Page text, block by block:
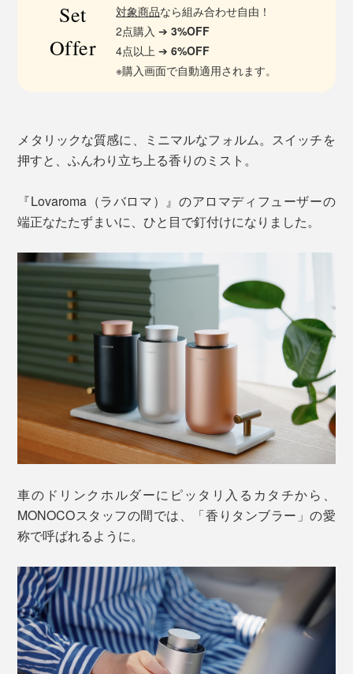
Set
Offer
対象商品なら組み合わせ自由！
2点購入 ➔3%OFF
4点以上 ➔6%OFF
※購入画面で自動適用されます。
メタリックな質感に、ミニマルなフォルム。スイッチを
押すと、ふんわり立ち上る香りのミスト。
『Lovaroma（ラバロマ）』のアロマディフューザーの
端正なたたずまいに、ひと目で釘付けになりました。
車のドリンクホルダーにピッタリ入るカタチから、
MONOCOスタッフの間では、「香りタンブラー」の愛
称で呼ばれるように。